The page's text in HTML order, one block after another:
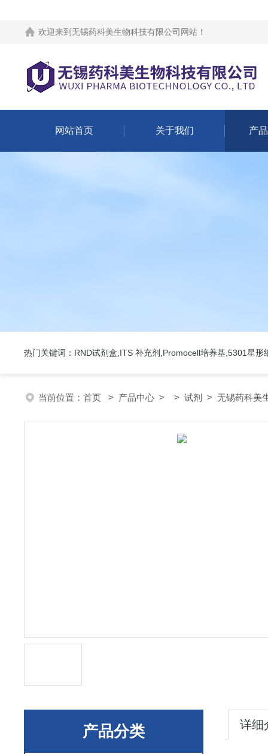
欢迎来到 无锡药科美生物科技有限公司网站 ！
网站首页 关于我们 产
热门关键词：RND试剂盒,ITS 补充剂,Promocell培养基,5301星形
当前位置： 首页 > 产品中心 > > 试剂 > 无锡药科美
产品分类 详细